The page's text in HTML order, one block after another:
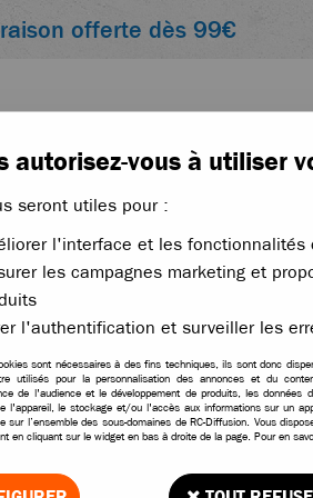
offerte dès 99€
ACCESSOIRES
RC
RC. Grâce à leurs motorisations
voitures RC Traxxas séduisent
autorisez-vous à utiliser
seront utiles pour :
l'interface et les fonctionnalités
les campagnes marketing et
l'authentification et surveiller les
sont nécessaires à des fins techniques, ils sont donc
utilisés pour la personnalisation des annonces et du
de l'audience et le développement de produits, les données
l'appareil, le stockage et/ou l'accès aux informations sur un
sur l’ensemble des sous-domaines de RC-Diffusion. Vous
en cliquant sur le widget en bas à droite de la page. Pour en